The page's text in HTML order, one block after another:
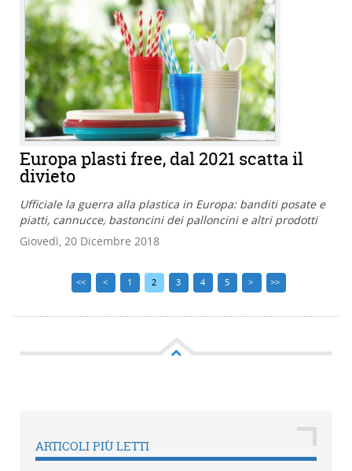
Europa plasti free, dal 2021 scatta il
divieto
Ufficiale la guerra alla plastica in Europa: banditi posate e
piatti, cannucce, bastoncini dei palloncini e altri prodotti
Giovedì, 20 Dicembre 2018
<< < 1 2 3 4 5 > >>
ARTICOLI PIÙ LETTI